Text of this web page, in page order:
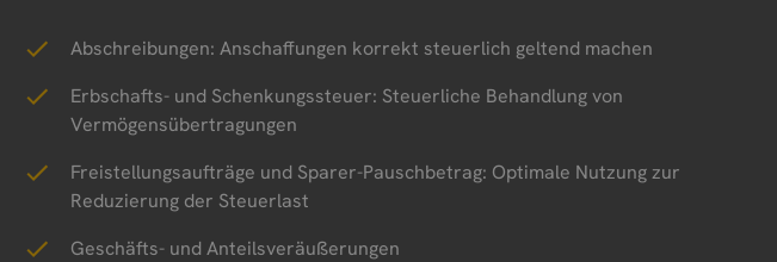
Abschreibungen: Anschaffungen korrekt steuerlich geltend machen
Erbschafts- und Schenkungssteuer: Steuerliche Behandlung von
Vermögensübertragungen
Freistellungsaufträge und Sparer-Pauschbetrag: Optimale Nutzung zur
Reduzierung der Steuerlast
Geschäfts- und Anteilsveräußerungen